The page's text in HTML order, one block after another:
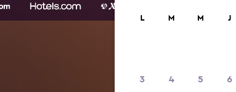
L M M J
3 4 5 6